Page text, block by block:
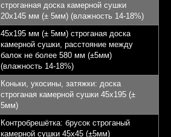
строганная доска камерной сушки
20х145 мм (± 5мм) (влажность 14-18%)
45х195 мм (± 5мм) строганая доска
камерной сушки, расстояние между
балок не более 580 мм (±5мм)
(влажность 14-18%)
Коньки, укосины, затяжки: доска
строганая камерной сушки 45х195 (±
5мм)
Контробрешётка: брусок строганый
камерной сушки 45х45 (±5мм)